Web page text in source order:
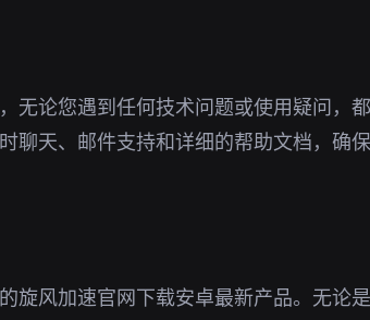
无论您遇到任何技术问题或使用疑问，
聊天、邮件支持和详细的帮助文档，确
旋风加速官网下载安卓最新产品。无论是